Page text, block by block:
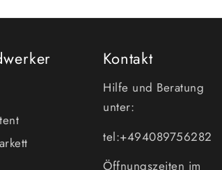
Kontakt
Hilfe und Beratung
unter:
tel:+494089756282
Öffnungszeiten im